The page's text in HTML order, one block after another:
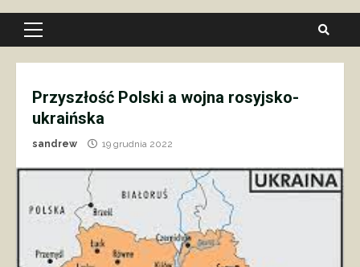
Primary
Przyszłość Polski a wojna rosyjsko-
ukraińska
sandrew 19 grudnia 2022